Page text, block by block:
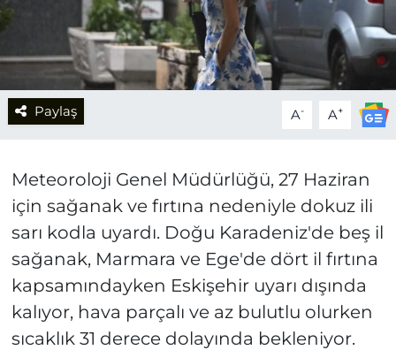
Paylaş A- A+
Meteoroloji Genel Müdürlüğü, 27 Haziran
için sağanak ve fırtına nedeniyle dokuz ili
sarı kodla uyardı. Doğu Karadeniz'de beş il
sağanak, Marmara ve Ege'de dört il fırtına
kapsamındayken Eskişehir uyarı dışında
kalıyor, hava parçalı ve az bulutlu olurken
sıcaklık 31 derece dolayında bekleniyor.